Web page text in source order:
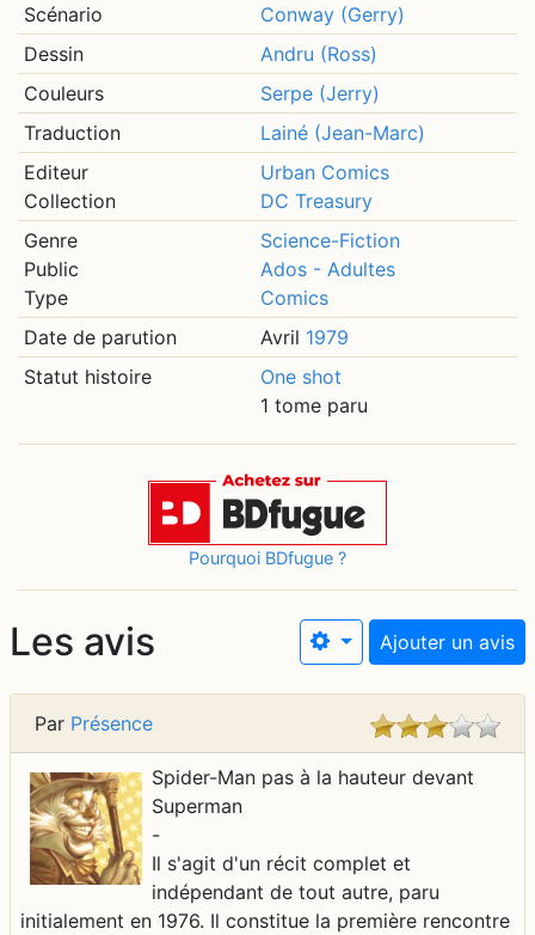
Scénario
Conway (Gerry)
Dessin
Andru (Ross)
Couleurs
Serpe (Jerry)
Traduction
Lainé (Jean-Marc)
Editeur
Collection
Urban Comics
DC Treasury
Genre
Public
Type
Science-Fiction
Ados - Adultes
Comics
Date de parution
Avril 1979
Statut histoire
One shot
1 tome paru
Pourquoi BDfugue ?
Les avis Ajouter un avis
Par Présence
Spider-Man pas à la hauteur devant
Superman
-
Il s'agit d'un récit complet et
indépendant de tout autre, paru
initialement en 1976. Il constitue la première rencontre